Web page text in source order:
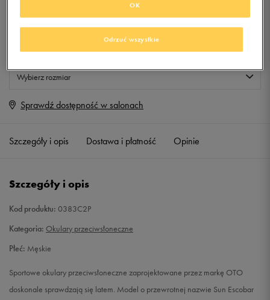
Produkt niedostępny
Jeśli artykuł będzie ponownie dostępny, otrzymasz od nas powiadomienie.
Wybierz rozmiar
ONE SIZE Powiadom o dostępności
Sprawdź dostępność w salonach
Szczegóły i opis Dostawa i płatność Opinie
Szczegóły i opis
Kod produktu: 0383C2P
Kategoria: Okulary przeciwsłoneczne
Płeć: Męskie
Sportowe okulary przeciwsłoneczne zaprojektowane przez markę OTO
doskonale sprawdzają się latem. Model o przewrotnej nazwie Sun Escobar
Odrzuć wszystkie
OK